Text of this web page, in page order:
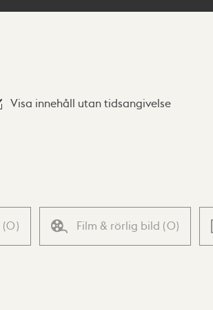
Visa innehåll utan tidsangivelse
(0) Film & rörlig bild (0)